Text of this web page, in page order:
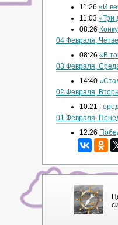
11:26 «И
11:03 «Три
08:26
04 Февраля,
08:26 «В
03 Февраля,
14:40
02 Февраля,
10:21
01 Февраля,
12:26